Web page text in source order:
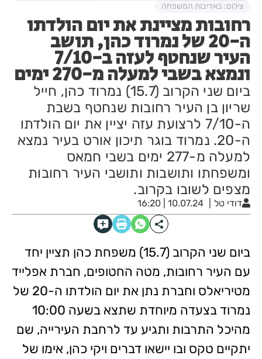
רחובות מציינת את יום הולדתו
ה-20 של נמרוד כהן, תושב
העיר שנחטף לעזה ב-7/10
ונמצא בשבי למעלה מ-270 ימים
ביום שני הקרוב (15.7) נמרוד כהן, חייל
שריון בן העיר רחובות שנחטף בשבת
ה-7/10 לרצועת עזה יציין את יום הולדתו
ה-20. נמרוד בוגר תיכון אורט בעיר נמצא
למעלה מ-277 ימים בשבי חמאס
ומשפחתו ותושבות ותושבי העיר רחובות
מצפים לשובו בקרוב.
דודי טל 10.07.24 | 16:20
צילום: באדיבות המשפחה
ביום שני הקרוב (15.7) משפחת כהן תציין יחד
עם העיר רחובות, מטה החטופים, חברת אפלייד
מטיריאלס וחברת נתן את יום הולדתו ה-20 של
נמרוד בצעדה מיוחדת שתצא בשעה 10:00
מהיכל התרבות ותגיע עד לרחבת העירייה, שם
יתקיים טקס ובו יישאו דברים ויקי כהן, אימו של